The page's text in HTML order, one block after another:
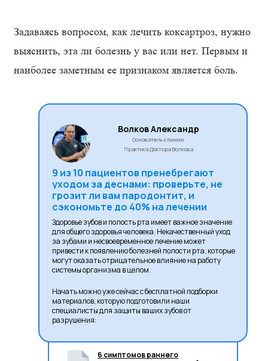
Задаваясь вопросом, как лечить коксартроз, нужно
выяснить, эта ли болезнь у вас или нет. Первым и
наиболее заметным ее признаком является боль.
Волков Александр
Основатель клиники
Практика Доктора Волкова
9 из 10 пациентов пренебрегают
уходом за деснами: проверьте, не
грозит ли вам пародонтит, и
сэкономьте до 40% на лечении
Здоровье зубов и полость рта имеет важное значение
для общего здоровья человека. Некачественный уход
за зубами и несвоевременное лечение может
привести к появлению болезней полости рта, которые
могут оказать отрицательное влияние на работу
системы организма в целом.
Начать можно уже сейчас с бесплатной подборки
материалов, которую подготовили наши
специалисты для защиты ваших зубов от
разрушения:
6 симптомов раннего